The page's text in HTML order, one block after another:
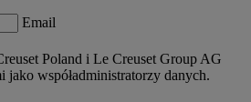
Email
Poland i Le Creuset Group AG
jako współadministratorzy danych.